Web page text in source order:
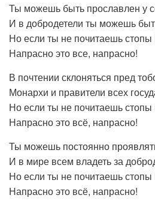
Ты можешь быть прославлен у
И в добродетели ты можешь
Но если ты не почитаешь стопы
Напрасно это все, напрасно!
В почтении склоняться пред
Монархи и правители всех
Но если ты не почитаешь стопы
Напрасно это всё, напрасно!
Ты можешь постоянно
И в мире всем владеть за
Но если ты не почитаешь стопы
Напрасно это всё, напрасно!